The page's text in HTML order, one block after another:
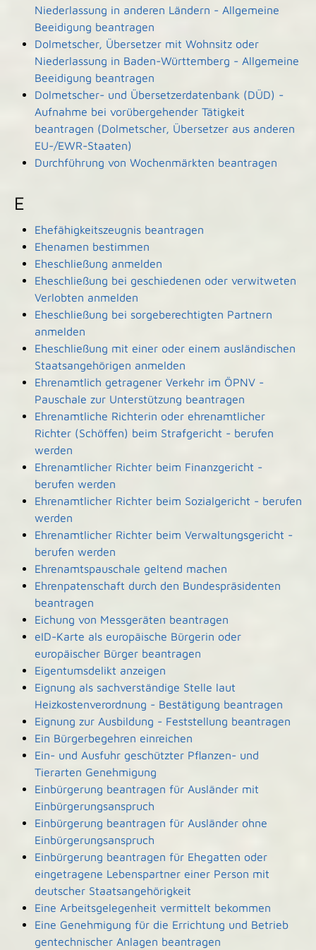
Niederlassung in anderen Ländern - Allgemeine
Beeidigung beantragen
Dolmetscher, Übersetzer mit Wohnsitz oder
Niederlassung in Baden-Württemberg - Allgemeine
Beeidigung beantragen
Dolmetscher- und Übersetzerdatenbank (DÜD) -
Aufnahme bei vorübergehender Tätigkeit
beantragen (Dolmetscher, Übersetzer aus anderen
EU-/EWR-Staaten)
Durchführung von Wochenmärkten beantragen
E
Ehefähigkeitszeugnis beantragen
Ehenamen bestimmen
Eheschließung anmelden
Eheschließung bei geschiedenen oder verwitweten
Verlobten anmelden
Eheschließung bei sorgeberechtigten Partnern
anmelden
Eheschließung mit einer oder einem ausländischen
Staatsangehörigen anmelden
Ehrenamtlich getragener Verkehr im ÖPNV -
Pauschale zur Unterstützung beantragen
Ehrenamtliche Richterin oder ehrenamtlicher
Richter (Schöffen) beim Strafgericht - berufen
werden
Ehrenamtlicher Richter beim Finanzgericht -
berufen werden
Ehrenamtlicher Richter beim Sozialgericht - berufen
werden
Ehrenamtlicher Richter beim Verwaltungsgericht -
berufen werden
Ehrenamtspauschale geltend machen
Ehrenpatenschaft durch den Bundespräsidenten
beantragen
Eichung von Messgeräten beantragen
eID-Karte als europäische Bürgerin oder
europäischer Bürger beantragen
Eigentumsdelikt anzeigen
Eignung als sachverständige Stelle laut
Heizkostenverordnung - Bestätigung beantragen
Eignung zur Ausbildung - Feststellung beantragen
Ein Bürgerbegehren einreichen
Ein- und Ausfuhr geschützter Pflanzen- und
Tierarten Genehmigung
Einbürgerung beantragen für Ausländer mit
Einbürgerungsanspruch
Einbürgerung beantragen für Ausländer ohne
Einbürgerungsanspruch
Einbürgerung beantragen für Ehegatten oder
eingetragene Lebenspartner einer Person mit
deutscher Staatsangehörigkeit
Eine Arbeitsgelegenheit vermittelt bekommen
Eine Genehmigung für die Errichtung und Betrieb
gentechnischer Anlagen beantragen